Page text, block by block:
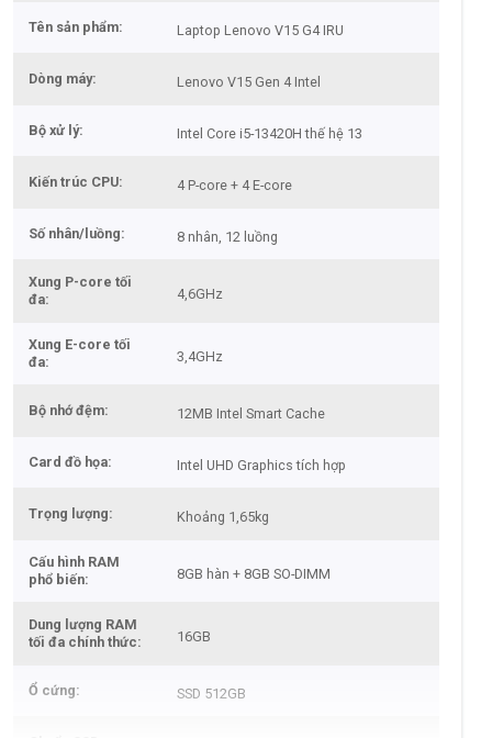
Tên sản phẩm Laptop Lenovo V15 G4 IRU
Dòng máy Lenovo V15 Gen 4 Intel
Bộ xử lý Intel Core i5-13420H thế hệ 13
Kiến trúc CPU 4 P-core + 4 E-core
Số nhân/luồng 8 nhân, 12 luồng
Xung P-core tối
đa
4,6GHz
Xung E-core tối
đa
3,4GHz
Bộ nhớ đệm 12MB Intel Smart Cache
Card đồ họa Intel UHD Graphics tích hợp
Trọng lượng Khoảng 1,65kg
Cấu hình RAM
phổ biến
8GB hàn + 8GB SO-DIMM
Dung lượng RAM
tối đa chính thức
16GB
Ổ cứng SSD 512GB